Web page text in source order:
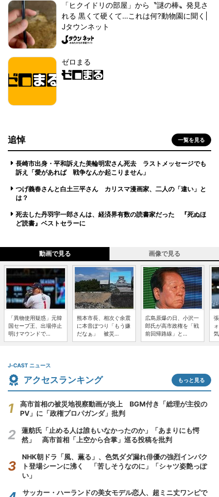
「ヒクイドリの部屋」から〝謎の棒〟発見さ
れる 黒くて硬くて...これは何?動物園に聞く|
Jタウンネット
ゼロまる
追悼 一覧を見る
長崎市出身・平和訴えた美輪明宏さん死去 ラストメッセージでも
訴え「愛があれば 戦争なんか起こりません」
つげ義春さんと白土三平さん カリスマ漫画家、二人の「違い」と
は？
死去した丹羽宇一郎さんは、経済界有数の読書家だった 『死ぬほ
ど読書』ベストセラーに
動画で見る 画像で見る
「異物使用疑惑」元韓
国セーブ王、出場停止
明けマウンドで...
熊本市長、相次ぐ余震
に本音ぽつり「もう嫌
だなぁ」 被災...
広島原爆の日、小沢一
郎氏が高市政権を「戦
前回帰路線」と...
J-CAST ニュース
アクセスランキング もっと見る
高市首相の被災地視察動画が炎上 BGM付き「総理が主役の
PV」に「政権プロパガンダ」批判
蓮舫氏「止める人は誰もいなかったのか」「あまりにも愕
然」 高市首相「上空から合掌」巡る投稿を批判
NHK朝ドラ「風、薫る」、色気ダダ漏れ俳優の強烈インパク
ト登場シーンに沸く 「苦しそうなのに」「シャツ姿艶っぽ
い」
サッカー・ハーランドの美女モデル恋人、超ミニ丈ワンピで